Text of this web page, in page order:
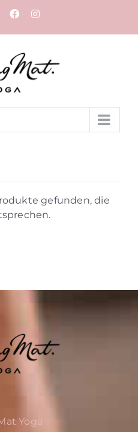
FacebookInstagram
gefunden, die
Yoga